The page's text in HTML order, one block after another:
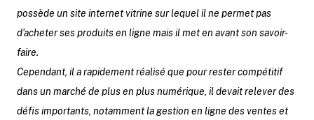
possède un site internet vitrine sur lequel il ne permet pas
d’acheter ses produits en ligne mais il met en avant son savoir-
faire.
Cependant, il a rapidement réalisé que pour rester compétitif
dans un marché de plus en plus numérique, il devait relever des
défis importants, notamment la gestion en ligne des ventes et